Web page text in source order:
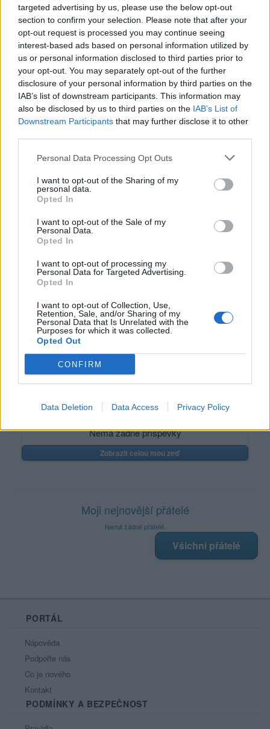
targeted advertising by us, please use the below opt-out
section to confirm your selection. Please note that after your
opt-out request is processed you may continue seeing
interest-based ads based on personal information utilized by
us or personal information disclosed to third parties prior to
your opt-out. You may separately opt-out of the further
disclosure of your personal information by third parties on the
IAB’s list of downstream participants. This information may
also be disclosed by us to third parties on the IAB’s List of
Downstream Participants that may further disclose it to other
Personal Data Processing Opt Outs
I want to opt-out of the Sharing of my
personal data.
Opted In
I want to opt-out of the Sale of my
Personal Data.
Opted In
I want to opt-out of processing my
Personal Data for Targeted Advertising.
Opted In
I want to opt-out of Collection, Use,
Retention, Sale, and/or Sharing of my
Personal Data that Is Unrelated with the
Purposes for which it was collected.
Opted Out
CONFIRM
Data Deletion Data Access Privacy Policy
Ja
Věk: 34
Kontakt
Informace o profilu a chatu
Registrace od
Naposledy aktivní
: 12.07.2023 14:05
Prochatováno: 0.00 hod.
Líbí se:0
Oblibené místnosti : Žádné
Sledované diskuze:Informace pro uživatele
Poslední 3 příspěvky na mé zdi
Nemá žádné příspěvky
Zobrazit celou mou zeď
Moji nejnovější přátelé
Nemá žádné přátelé.
Všichni přátelé
PORTÁL
Nápověda
Podpořte nás
Co je nového
Kontakt
PODMÍNKY A BEZPEČNOST